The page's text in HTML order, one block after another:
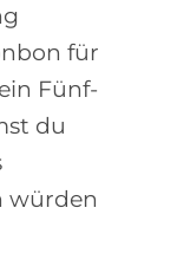
für
Fünf-
du
würden